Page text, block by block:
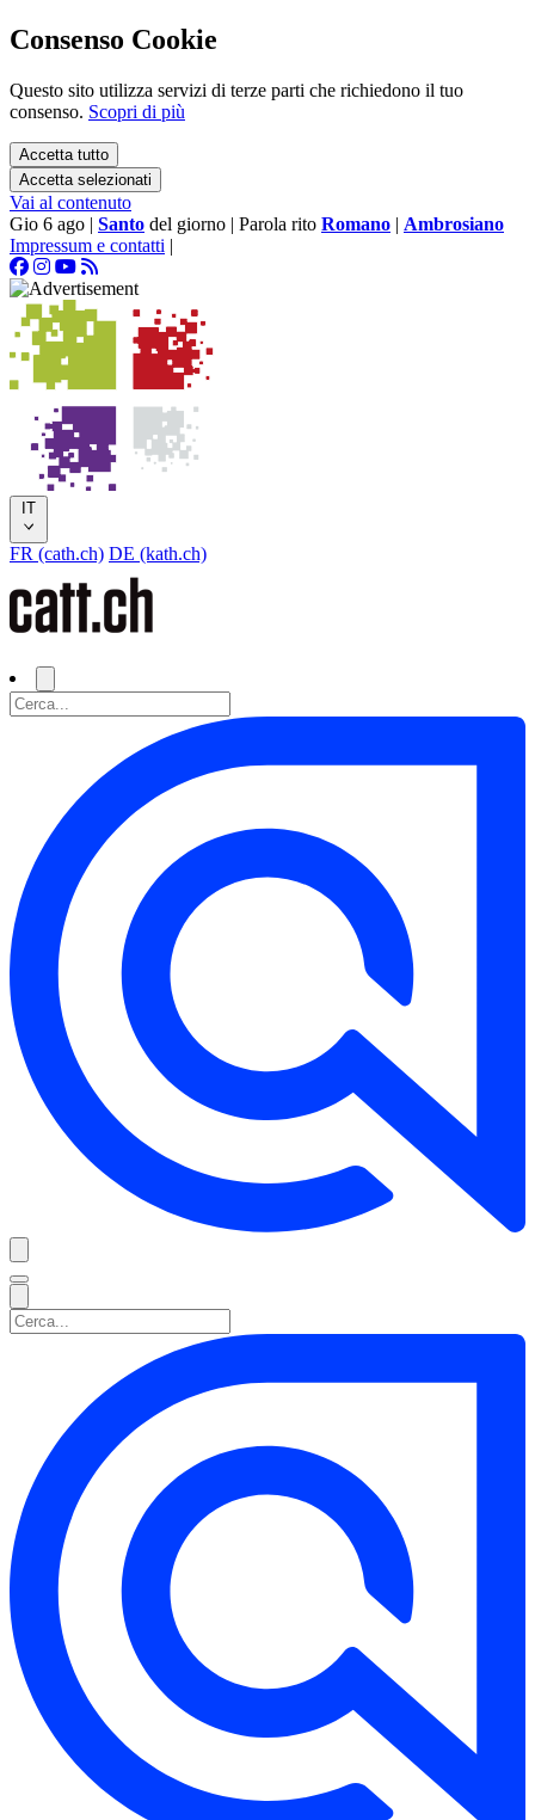
Consenso Cookie
Questo sito utilizza servizi di terze parti che richiedono il tuo
consenso. Scopri di più
Accetta tutto
Accetta selezionati
Vai al contenuto
Gio 6 ago | Santo del giorno | Parola rito Romano | Ambrosiano
Impressum e contatti |
IT
FR (cath.ch) DE (kath.ch)